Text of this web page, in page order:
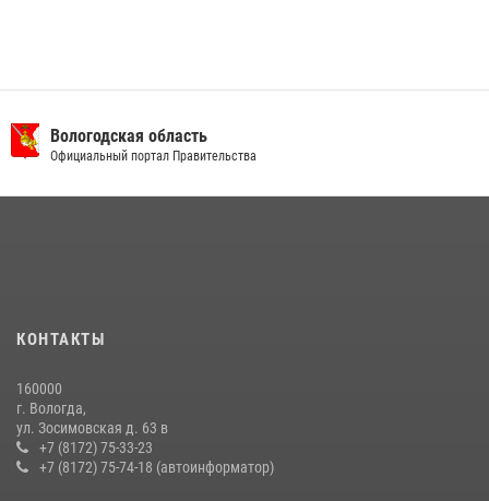
Вологодская область
Официальный портал Правительства
КОНТАКТЫ
160000
г. Вологда,
ул. Зосимовская д. 63 в
+7 (8172) 75-33-23
+7 (8172) 75-74-18 (автоинформатор)